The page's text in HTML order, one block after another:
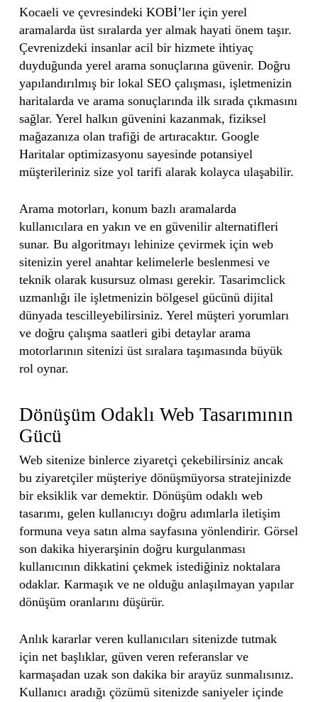
Kocaeli ve çevresindeki KOBİ’ler için yerel
aramalarda üst sıralarda yer almak hayati önem taşır.
Çevrenizdeki insanlar acil bir hizmete ihtiyaç
duyduğunda yerel arama sonuçlarına güvenir. Doğru
yapılandırılmış bir lokal SEO çalışması, işletmenizin
haritalarda ve arama sonuçlarında ilk sırada çıkmasını
sağlar. Yerel halkın güvenini kazanmak, fiziksel
mağazanıza olan trafiği de artıracaktır. Google
Haritalar optimizasyonu sayesinde potansiyel
müşterileriniz size yol tarifi alarak kolayca ulaşabilir.
Arama motorları, konum bazlı aramalarda
kullanıcılara en yakın ve en güvenilir alternatifleri
sunar. Bu algoritmayı lehinize çevirmek için web
sitenizin yerel anahtar kelimelerle beslenmesi ve
teknik olarak kusursuz olması gerekir. Tasarimclick
uzmanlığı ile işletmenizin bölgesel gücünü dijital
dünyada tescilleyebilirsiniz. Yerel müşteri yorumları
ve doğru çalışma saatleri gibi detaylar arama
motorlarının sitenizi üst sıralara taşımasında büyük
rol oynar.
Dönüşüm Odaklı Web Tasarımının
Gücü
Web sitenize binlerce ziyaretçi çekebilirsiniz ancak
bu ziyaretçiler müşteriye dönüşmüyorsa stratejinizde
bir eksiklik var demektir. Dönüşüm odaklı web
tasarımı, gelen kullanıcıyı doğru adımlarla iletişim
formuna veya satın alma sayfasına yönlendirir. Görsel
son dakika hiyerarşinin doğru kurgulanması
kullanıcının dikkatini çekmek istediğiniz noktalara
odaklar. Karmaşık ve ne olduğu anlaşılmayan yapılar
dönüşüm oranlarını düşürür.
Anlık kararlar veren kullanıcıları sitenizde tutmak
için net başlıklar, güven veren referanslar ve
karmaşadan uzak son dakika bir arayüz sunmalısınız.
Kullanıcı aradığı çözümü sitenizde saniyeler içinde